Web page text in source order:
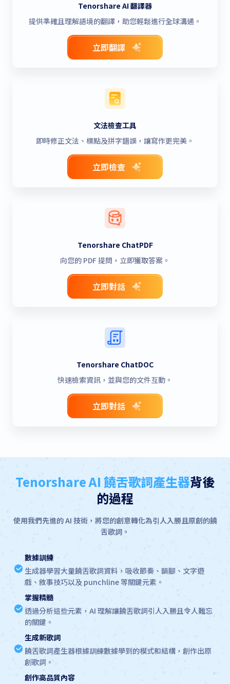
Tenorshare AI 翻譯器
提供準確且理解語境的翻譯，助您輕鬆進行全球溝通。
立即翻譯
文法檢查工具
即時修正文法、標點及拼字錯誤，讓寫作更完美。
立即檢查
Tenorshare ChatPDF
向您的 PDF 提問，立即獲取答案。
立即對話
Tenorshare ChatDOC
快速檢索資訊，並與您的文件互動。
立即對話
Tenorshare AI 饒舌歌詞產生器背後
的過程
使用我們先進的 AI 技術，將您的創意轉化為引人入勝且原創的饒
舌歌詞。
數據訓練
生成器學習大量饒舌歌詞資料，吸收節奏、韻腳、文字遊
戲、敘事技巧以及 punchline 等關鍵元素。
掌握精髓
透過分析這些元素，AI 理解讓饒舌歌詞引人入勝且令人難忘
的關鍵。
生成新歌詞
饒舌歌詞產生器根據訓練數據學到的模式和結構，創作出原
創歌詞。
創作高品質內容